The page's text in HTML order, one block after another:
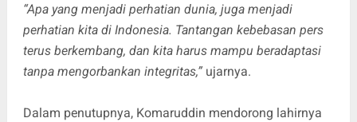
“Apa yang menjadi perhatian dunia, juga menjadi
perhatian kita di Indonesia. Tantangan kebebasan pers
terus berkembang, dan kita harus mampu beradaptasi
tanpa mengorbankan integritas,”ujarnya.
Dalam penutupnya, Komaruddin mendorong lahirnya